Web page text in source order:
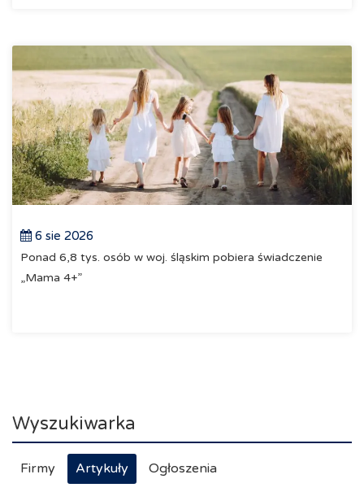
6 sie 2026
Ponad 6,8 tys. osób w woj. śląskim pobiera świadczenie
„Mama 4+”
Wyszukiwarka
Firmy Artykuły Ogłoszenia